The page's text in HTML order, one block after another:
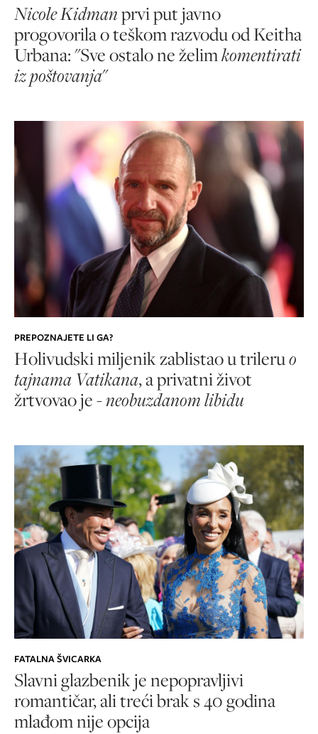
Nicole Kidmanprvi put javno
progovorila o teškom razvodu od Keitha
Urbana: "Sve ostalo ne želimkomentirati
iz poštovanja"
PREPOZNAJETE LI GA?
Holivudski miljenik zablistao u trileruo
tajnama Vatikana, a privatni život
žrtvovao je -neobuzdanom libidu
FATALNA ŠVICARKA
Slavni glazbenik je nepopravljivi
romantičar, ali treći brak s 40 godina
mlađom nije opcija